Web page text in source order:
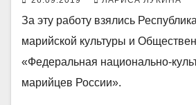
За эту работу взялись
марийской культуры и
«Федеральная национально-
марийцев России».